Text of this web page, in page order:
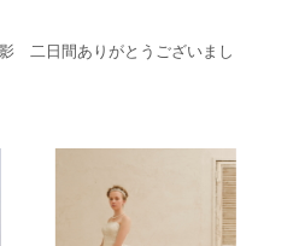
二日間ありがとうございまし